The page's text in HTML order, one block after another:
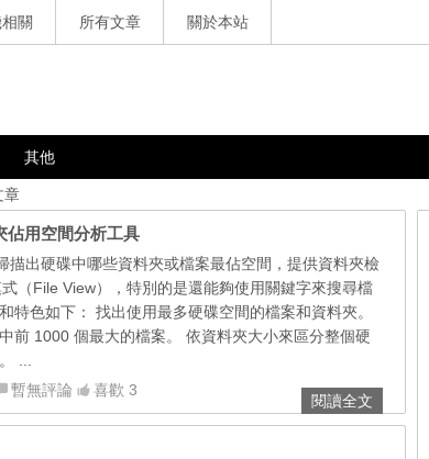
關 所有文章 關於本站
其他
章
佔用空間分析工具
描出硬碟中哪些資料夾或檔案最佔空間，提供資料夾檢
（File View），特別的是還能夠使用關鍵字來搜尋檔
特色如下： 找出使用最多硬碟空間的檔案和資料夾。
前 1000 個最大的檔案。 依資料夾大小來區分整個硬
...
暫無評論 喜歡 3
閱讀全文